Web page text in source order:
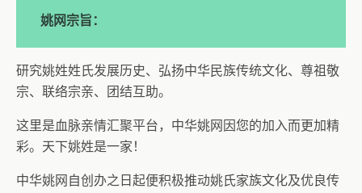
姚网宗旨：
研究姚姓姓氏发展历史、弘扬中华民族传统文化、尊祖敬
宗、联络宗亲、团结互助。
这里是血脉亲情汇聚平台，中华姚网因您的加入而更加精
彩。天下姚姓是一家！
中华姚网自创办之日起便积极推动姚氏家族文化及优良传